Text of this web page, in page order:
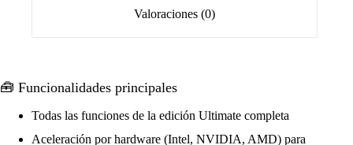
Valoraciones (0)
🧰 Funcionalidades principales
Todas las funciones de la edición Ultimate completa
Aceleración por hardware (Intel, NVIDIA, AMD) para